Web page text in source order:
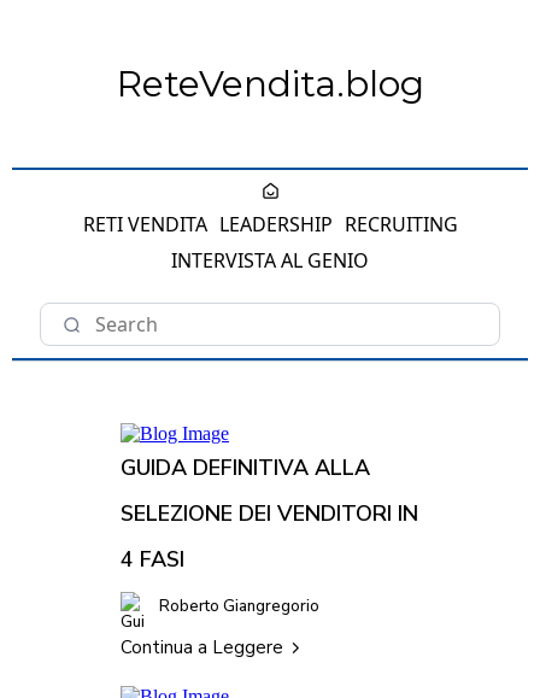
ReteVendita.blog
RETI VENDITA LEADERSHIP RECRUITING
INTERVISTA AL GENIO
GUIDA DEFINITIVA ALLA
SELEZIONE DEI VENDITORI IN
4 FASI
Roberto Giangregorio
Continua a Leggere